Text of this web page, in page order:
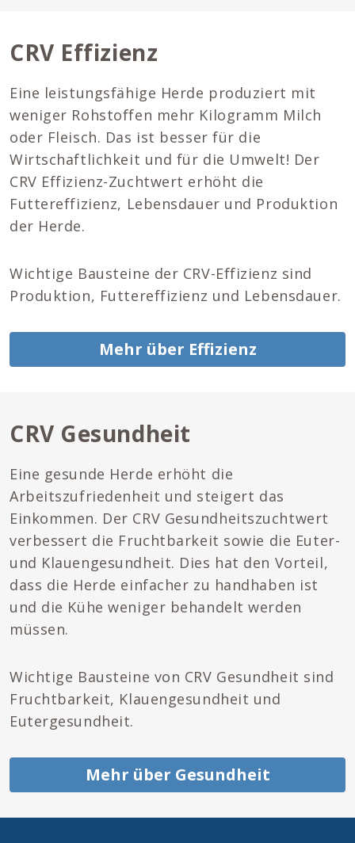
CRV Effizienz
Eine leistungsfähige Herde produziert mit
weniger Rohstoffen mehr Kilogramm Milch
oder Fleisch. Das ist besser für die
Wirtschaftlichkeit und für die Umwelt! Der
CRV Effizienz-Zuchtwert erhöht die
Futtereffizienz, Lebensdauer und Produktion
der Herde.
Wichtige Bausteine ​​der CRV-Effizienz sind
Produktion, Futtereffizienz und Lebensdauer.
Mehr über Effizienz
CRV Gesundheit
Eine gesunde Herde erhöht die
Arbeitszufriedenheit und steigert das
Einkommen. Der CRV Gesundheitszuchtwert
verbessert die Fruchtbarkeit sowie die Euter-
und Klauengesundheit. Dies hat den Vorteil,
dass die Herde einfacher zu handhaben ist
und die Kühe weniger behandelt werden
müssen.
Wichtige Bausteine ​​von CRV Gesundheit sind
Fruchtbarkeit, Klauengesundheit und
Eutergesundheit.
Mehr über Gesundheit